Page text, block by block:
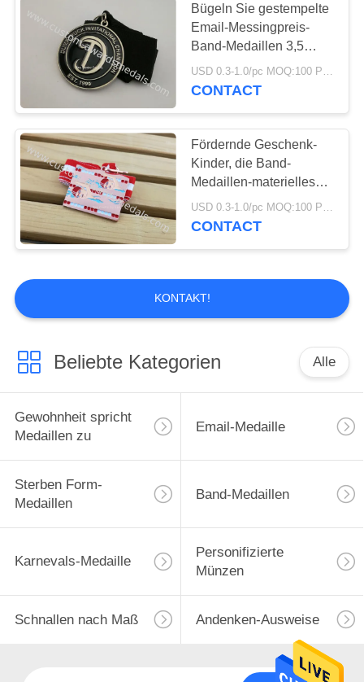
Bügeln Sie gestempelte
Email-Messingpreis-
Band-Medaillen 3,5
Millimeter Stärke
USD 0.3-1.0/pc MOQ:100 PC pro Entwurf
CONTACT
Fördernde Geschenk-
Kinder, die Band-
Medaillen-materielles
Messingemail
schwimmen
USD 0.3-1.0/pc MOQ:100 PC pro Entwurf
CONTACT
KONTAKT!
Beliebte Kategorien Alle
Gewohnheit spricht
Medaillen zu
Email-Medaille
Sterben Form-
Medaillen
Band-Medaillen
Karnevals-Medaille
Personifizierte
Münzen
Schnallen nach Maß Andenken-Ausweise